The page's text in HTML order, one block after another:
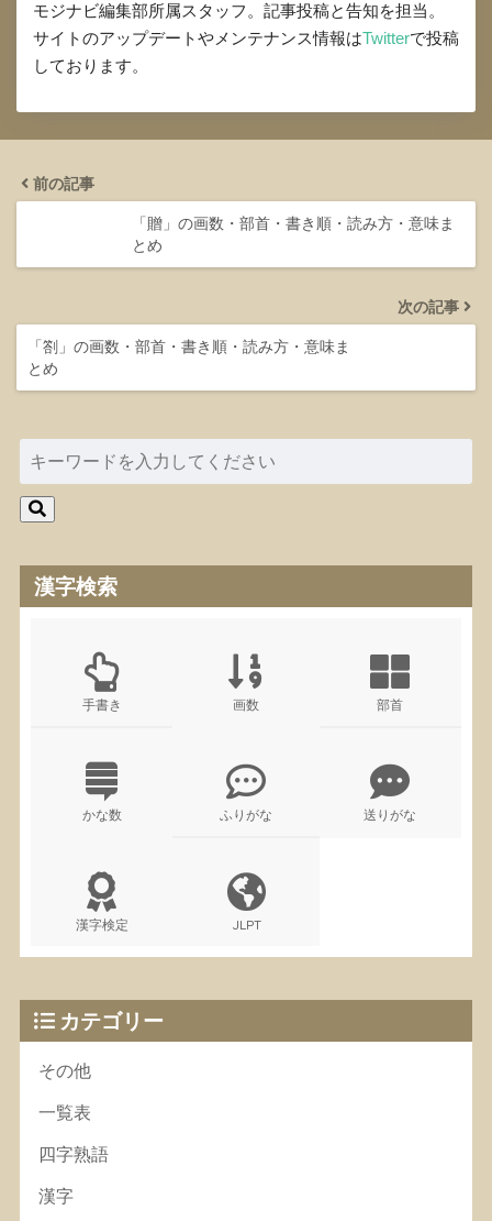
モジナビ編集部所属スタッフ。記事投稿と告知を担当。
サイトのアップデートやメンテナンス情報はTwitterで投稿
しております。
前の記事
「贈」の画数・部首・書き順・読み方・意味ま
とめ
次の記事
「劄」の画数・部首・書き順・読み方・意味ま
とめ
漢字検索
手書き 画数 部首
かな数 ふりがな 送りがな
漢字検定 JLPT
カテゴリー
その他
一覧表
四字熟語
漢字